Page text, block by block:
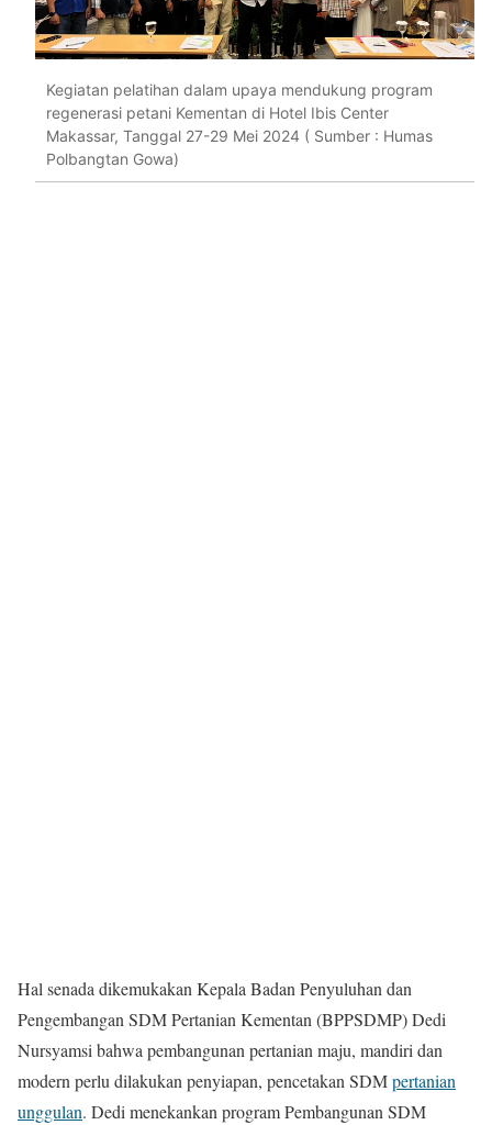
Kegiatan pelatihan dalam upaya mendukung program
regenerasi petani Kementan di Hotel Ibis Center
Makassar, Tanggal 27-29 Mei 2024 ( Sumber : Humas
Polbangtan Gowa)
Hal senada dikemukakan Kepala Badan Penyuluhan dan
Pengembangan SDM Pertanian Kementan (BPPSDMP) Dedi
Nursyamsi bahwa pembangunan pertanian maju, mandiri dan
modern perlu dilakukan penyiapan, pencetakan SDMpertanian
unggulan. Dedi menekankan program Pembangunan SDM